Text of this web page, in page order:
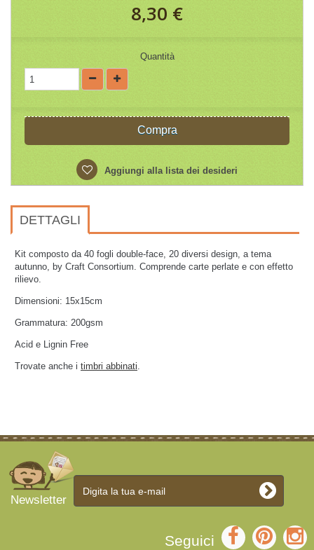
8,30 €
Quantità
Compra
Aggiungi alla lista dei desideri
DETTAGLI
Kit composto da 40 fogli double-face, 20 diversi design, a tema
autunno, by Craft Consortium. Comprende carte perlate e con effetto
rilievo.
Dimensioni: 15x15cm
Grammatura: 200gsm
Acid e Lignin Free
Trovate anche i timbri abbinati.
Newsletter
Seguici